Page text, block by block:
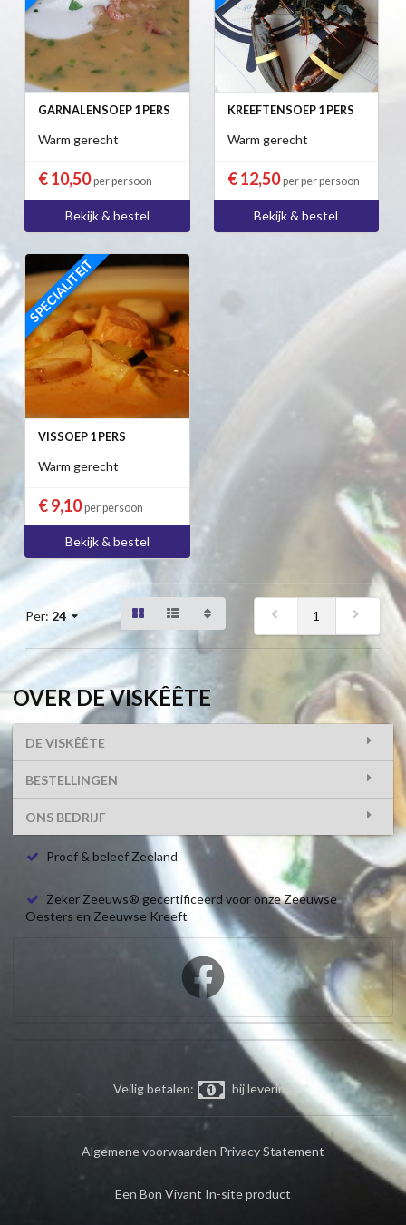
GARNALENSOEP 1 PERS
Warm gerecht
€ 10,50per persoon
Bekijk & bestel
KREEFTENSOEP 1 PERS
Warm gerecht
€ 12,50per per persoon
Bekijk & bestel
SPECIALITEIT
VISSOEP 1 PERS
Warm gerecht
€ 9,10per persoon
Bekijk & bestel
Per: 24 1
OVER DE VISKÊÊTE
DE VISKÊÊTE
BESTELLINGEN
ONS BEDRIJF
Proef & beleef Zeeland
Zeker Zeeuws® gecertificeerd voor onze Zeeuwse
Oesters en Zeeuwse Kreeft
Veilig betalen: bij levering
Algemene voorwaarden Privacy Statement
Een Bon Vivant In-site product